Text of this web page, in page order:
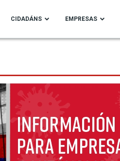
CIDADÁNS EMPRESAS